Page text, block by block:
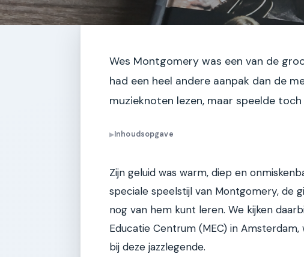
Wes Montgomery was een van de
had een heel andere aanpak dan de
muzieknoten lezen, maar speelde
▶Inhoudsopgave
Zijn geluid was warm, diep en
speciale speelstijl van Montgomery, de
nog van hem kunt leren. We kijken
Educatie Centrum (MEC) in
bij deze jazzlegende.